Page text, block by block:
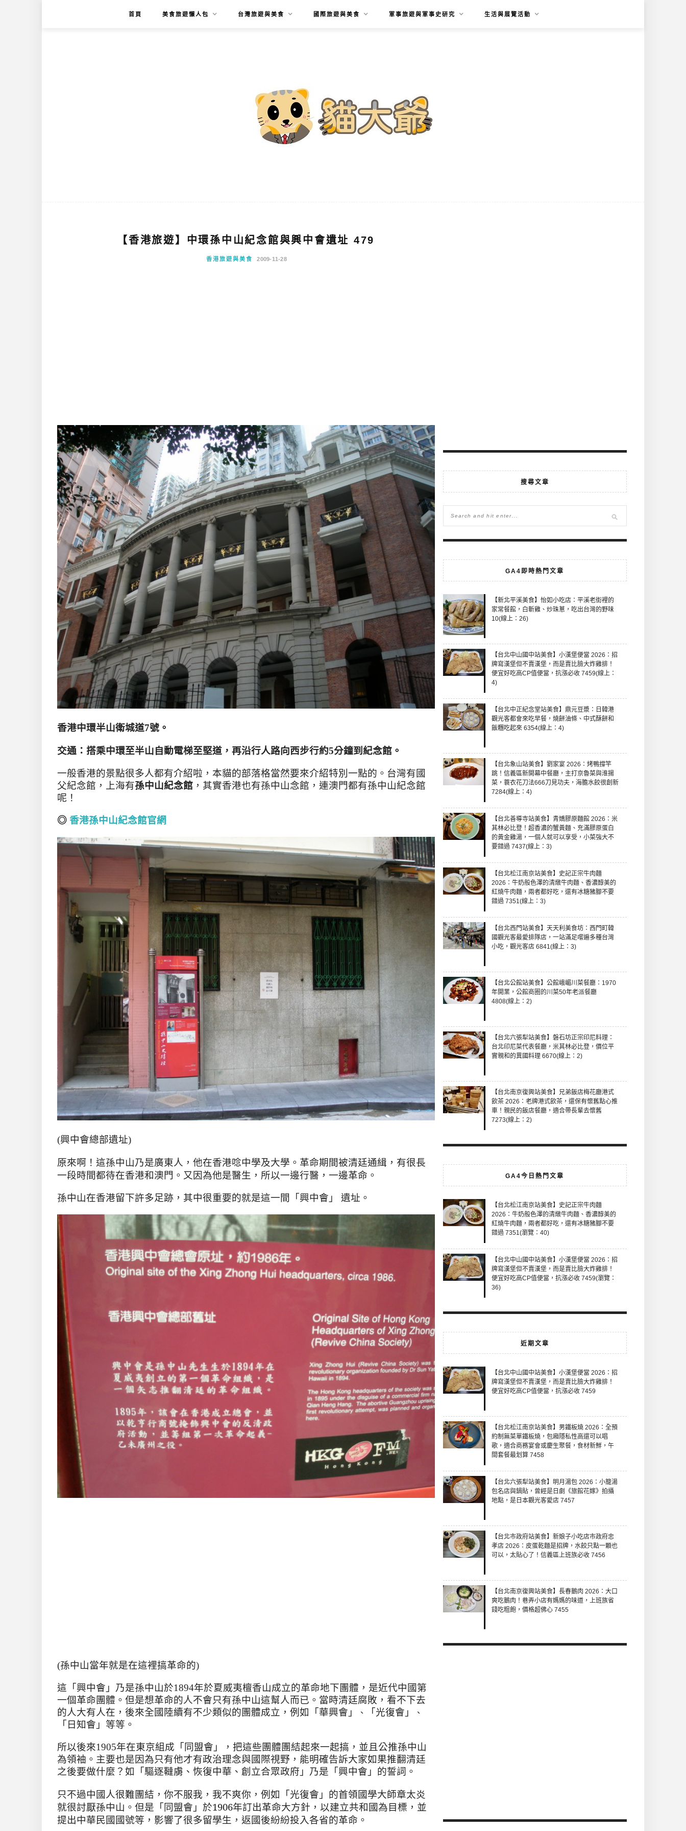
首頁 美食旅遊懶人包 台灣旅遊與美食 國際旅遊與美食 軍事旅遊與軍事史研究 生活與展覽活動
【香港旅遊】中環孫中山紀念館與興中會遺址 479
香港旅遊與美食 2009-11-28
香港中環半山衛城道7號。
交通：搭乘中環至半山自動電梯至堅道，再沿行人路向西步行約5分鐘到紀念館。
一般香港的景點很多人都有介紹啦 ，本貓的部落格當然要來介紹特別一點的 。台灣有國
父紀念館 ，上海有孫中山紀念館，其實香港也有孫中山念館 ，連澳門都有孫中山紀念館
呢 ！
◎ 香港孫中山紀念館官網
(興中會總部遺址)
原來啊 ！這孫中山乃是廣東人 ，他在香港唸中學及大學 。 革命期間被清廷通緝 ，有很長
一段時間都待在香港和澳門 。又因為他是醫生 ，所以一邊行醫 ，一邊革命 。
孫中山在香港留下許多足跡 ，其中很重要的就是這一間 「興中會」 遺址 。
(孫中山當年就是在這裡搞革命的)
這「興中會」乃是孫中山於1894年於夏威夷檀香山成立的革命地下團體 ，是近代中國第
一個革命團體。 但是想革命的人不會只有孫中山這幫人而已。 當時清廷腐敗 ， 看不下去
的人大有人在 ，後來全國陸續有不少類似的團體成立 ， 例如「華興會」 、 「光復會」 、
「日知會」等等。
所以後來1905年在東京組成「同盟會」 ， 把這些團體團結起來一起搞 ， 並且公推孫中山
為領袖。主要也是因為只有他才有政治理念與國際視野 ， 能明確告訴大家如果推翻清廷
之後要做什麼 ？如「驅逐韃虜、恢復中華、創立合眾政府」乃是「興中會」的誓詞 。
只不過中國人很難團結 ，你不服我 ， 我不爽你 ， 例如「光復會」的首領國學大師章太炎
就很討厭孫中山。但是「同盟會」於1906年訂出革命大方針 ，以建立共和國為目標 ， 並
提出中華民國國號等 ， 影響了很多留學生，返國後紛紛投入各省的革命。
搜尋文章
GA4即時熱門文章
【新北平溪美食】怡如小吃店：平溪老街裡的
家常餐館，白斬雞、炒珠蔥，吃出台灣的野味
10(線上：26)
【台北中山國中站美食】小漢堡便當 2026：招
牌寫漢堡但不賣漢堡，而是賣比臉大炸雞排！
便宜好吃高CP值便當，抗漲必收 7459(線上：
4)
【台北中正紀念堂站美食】鼎元豆漿：日韓港
觀光客都會來吃早餐，燒餅油條、中式酥餅和
飯糰吃起來 6354(線上：4)
【台北象山站美食】劉家宴 2026：烤鴨撐竿
跳！信義區新開幕中餐廳，主打京魯菜與淮揚
菜，蓑衣花刀法666刀見功夫，海膽水餃很創新
7284(線上：4)
【台北善導寺站美食】青嬌膠原麵館 2026：米
其林必比登！超香濃的蟹黃麵、充滿膠原蛋白
的黃金雞湯，一個人就可以享受，小菜強大不
要錯過 7437(線上：3)
【台北松江南京站美食】史記正宗牛肉麵
2026：牛奶般色澤的清燉牛肉麵、香濃醇美的
紅燒牛肉麵，兩者都好吃，還有冰糖豬腳不要
錯過 7351(線上：3)
【台北西門站美食】天天利美食坊：西門町韓
國觀光客最愛排隊店，一站滿足嚐遍多種台灣
小吃，觀光客店 6841(線上：3)
【台北公館站美食】公館峨嵋川菜餐廳：1970
年開業，公館商圈的川菜50年老派餐廳
4808(線上：2)
【台北六張犁站美食】磐石坊正宗印尼料理：
台北印尼菜代表餐廳，米其林必比登，價位平
實親和的異國料理 6670(線上：2)
【台北南京復興站美食】兄弟飯店梅花廳港式
飲茶 2026：老牌港式飲茶，還保有懷舊點心推
車！親民的飯店餐廳，適合帶長輩去懷舊
7273(線上：2)
GA4今日熱門文章
【台北松江南京站美食】史記正宗牛肉麵
2026：牛奶般色澤的清燉牛肉麵、香濃醇美的
紅燒牛肉麵，兩者都好吃，還有冰糖豬腳不要
錯過 7351(瀏覽：40)
【台北中山國中站美食】小漢堡便當 2026：招
牌寫漢堡但不賣漢堡，而是賣比臉大炸雞排！
便宜好吃高CP值便當，抗漲必收 7459(瀏覽：
36)
近期文章
【台北中山國中站美食】小漢堡便當 2026：招
牌寫漢堡但不賣漢堡，而是賣比臉大炸雞排！
便宜好吃高CP值便當，抗漲必收 7459
【台北松江南京站美食】男鐵板燒 2026：全預
約制無菜單鐵板燒，包廂隱私性高還可以唱
歌，適合商務宴會或慶生聚餐，食材新鮮，午
間套餐最划算 7458
【台北六張犁站美食】明月湯包 2026：小籠湯
包名店與鍋貼，曾經是日劇《旅館花嫁》拍攝
地點，是日本觀光客愛店 7457
【台北市政府站美食】新娘子小吃店市政府忠
孝店 2026：皮蛋乾麵是招牌，水餃只點一顆也
可以，太貼心了！信義區上班族必收 7456
【台北南京復興站美食】長春鵝肉 2026：大口
爽吃鵝肉！巷弄小店有媽媽的味道，上班族省
錢吃粗飽，價格超佛心 7455